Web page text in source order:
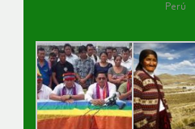
Perú